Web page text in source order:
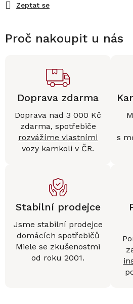
Zeptat se
Proč nakoupit u nás
Doprava zdarma
Doprava nad 3 000 Kč
zdarma, spotřebiče
rozvážíme vlastními
vozy kamkoli v ČR.
s
Stabilní prodejce
Jsme stabilní prodejce
domácích spotřebičů
Miele se zkušenostmi
od roku 2001.